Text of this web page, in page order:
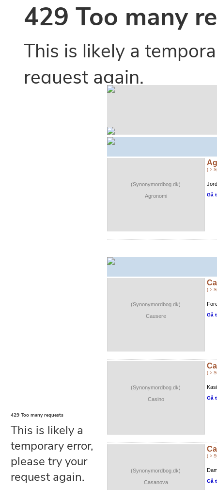
(Synonymordbog.dk)
Agronomi
( >
Gå
(Synonymordbog.dk)
Causere
( >
Gå
(Synonymordbog.dk)
Casino
( >
Gå
(Synonymordbog.dk)
Casanova
( >
Gå